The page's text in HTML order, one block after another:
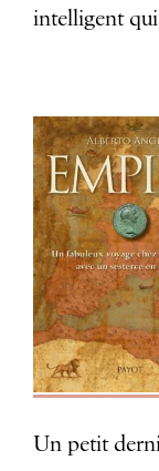
intelligent
Un petit